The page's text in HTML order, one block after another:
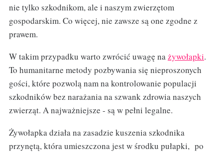
nie tylko szkodnikom, ale i naszym zwierzętom
gospodarskim. Co więcej, nie zawsze są one zgodne z
prawem.
W takim przypadku warto zwrócić uwagę nażywołapki.
To humanitarne metody pozbywania się nieproszonych
gości, które pozwolą nam na kontrolowanie populacji
szkodników bez narażania na szwank zdrowia naszych
zwierząt. A najważniejsze - są w pełni legalne.
Żywołapka działa na zasadzie kuszenia szkodnika
przynętą, która umieszczona jest w środku pułapki, po